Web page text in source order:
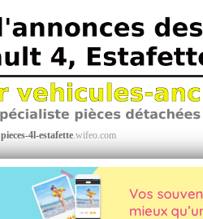
pieces-4l-estafette.wifeo.com